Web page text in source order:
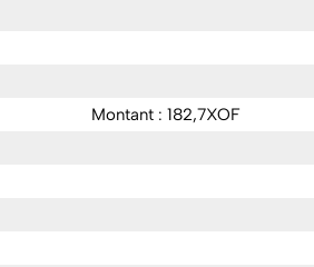
Montant : 182,7XOF